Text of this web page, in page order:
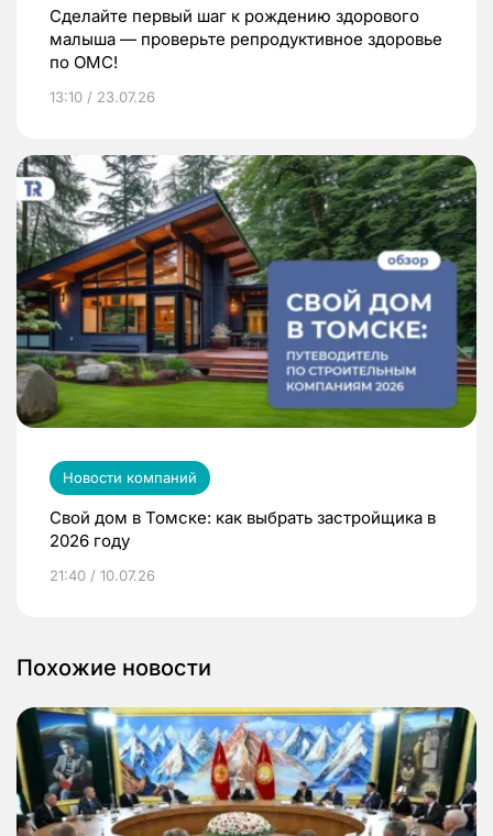
Сделайте первый шаг к рождению здорового
малыша — проверьте репродуктивное здоровье
по ОМС!
13:10 / 23.07.26
Новости компаний
Свой дом в Томске: как выбрать застройщика в
2026 году
21:40 / 10.07.26
Похожие новости